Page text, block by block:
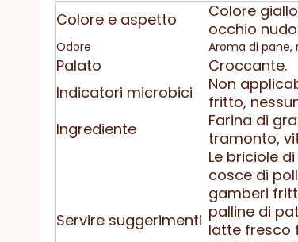
Colore e aspetto
Colore
occhio
Odore Aroma di pane,
Palato
Croccante.
Indicatori microbici
Non
fritto,
Ingrediente
Farina di
tramonto,
Servire suggerimenti
Le briciole
cosce di
gamberi
palline di
latte fresco